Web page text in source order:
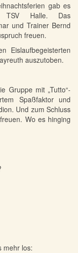
gab es
TSV Halle. Das
und Trainer Bernd
freuen.
Eislaufbegeisterten
auszutoben.
Gruppe mit „Tutto“-
Spaßfaktor und
Und zum Schluss
Wo es hinging
mehr los: